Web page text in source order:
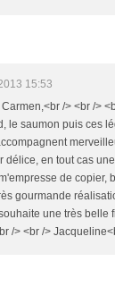
15:53
/> <br />
le saumon puis ces
délice, en tout cas
de copier,
gourmande
une très belle
/> <br />